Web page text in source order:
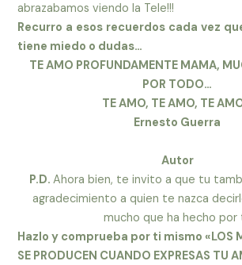
abrazabamos viendo la Tele!!!
Recurro a esos recuerdos cada vez
tiene miedo o dudas…
TE AMO PROFUNDAMENTE MAMA,
POR TODO…
TE AMO, TE AMO, TE
Ernesto Guerra
Autor
P.D. Ahora bien, te invito a que tu
agradecimiento a quien te nazca
mucho que ha hecho por
Hazlo y comprueba por ti mismo «LOS
SE PRODUCEN CUANDO EXPRESAS TU